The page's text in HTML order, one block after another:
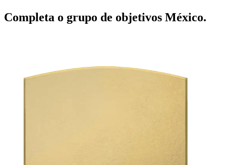
Completa o grupo de objetivos México.